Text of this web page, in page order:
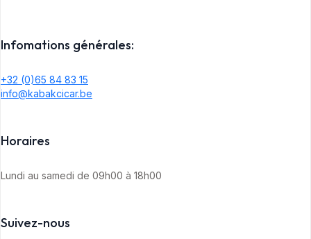
Infomations générales:
+32 (0)65 84 83 15
info@kabakcicar.be
Horaires
Lundi au samedi de 09h00 à 18h00
Suivez-nous